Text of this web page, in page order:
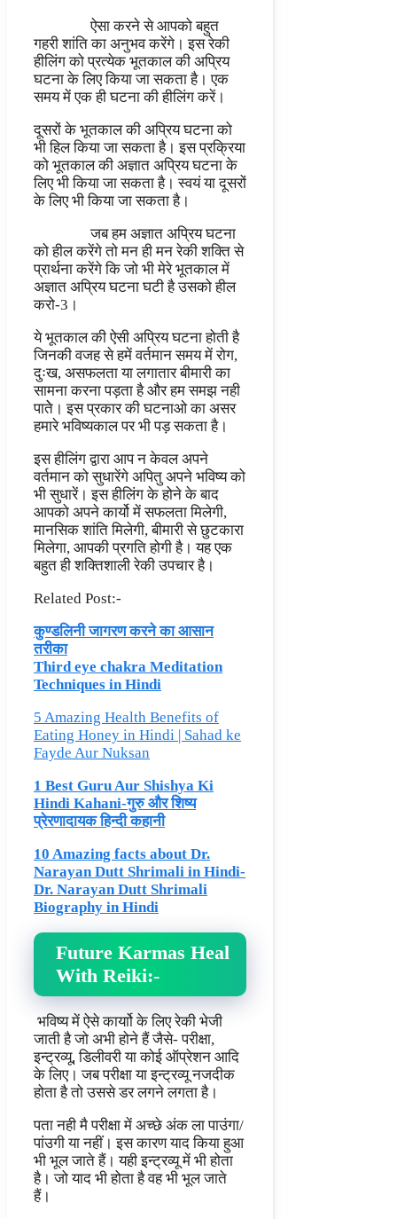
ऐसा करने से आपको बहुत
गहरी शांति का अनुभव करेंगे। इस रेकी
हीलिंग को प्रत्येक भूतकाल की अप्रिय
घटना के लिए किया जा सकता है। एक
समय में एक ही घटना की हीलिंग करें।
दूसरों के भूतकाल की अप्रिय घटना को
भी हिल किया जा सकता है। इस प्रक्रिया
को भूतकाल की अज्ञात अप्रिय घटना के
लिए भी किया जा सकता है। स्वयं या दूसरों
के लिए भी किया जा सकता है।
जब हम अज्ञात अप्रिय घटना
को हील करेंगे तो मन ही मन रेकी शक्ति से
प्रार्थना करेंगे कि जो भी मेरे भूतकाल में
अज्ञात अप्रिय घटना घटी है उसको हील
करो-3।
ये भूतकाल की ऐसी अप्रिय घटना होती है
जिनकी वजह से हमें वर्तमान समय में रोग,
दुःख, असफलता या लगातार बीमारी का
सामना करना पड़ता है और हम समझ नही
पातेे। इस प्रकार की घटनाओ का असर
हमारे भविष्यकाल पर भी पड़ सकता है।
इस हीलिंग द्वारा आप न केवल अपने
वर्तमान को सुधारेंगे अपितु अपने भविष्य को
भी सुधारें। इस हीलिंग के होने के बाद
आपको अपने कार्यो में सफलता मिलेगी,
मानसिक शांति मिलेगी, बीमारी से छुटकारा
मिलेगा, आपकी प्रगति होगी है। यह एक
बहुत ही शक्तिशाली रेकी उपचार है।
Related Post:-
कुण्डलिनी जागरण करने का आसान
तरीका
Third eye chakra Meditation
Techniques in Hindi
5 Amazing Health Benefits of
Eating Honey in Hindi | Sahad ke
Fayde Aur Nuksan
1 Best Guru Aur Shishya Ki
Hindi Kahani-गुरु और शिष्य
प्रेरणादायक हिन्दी कहानी
10 Amazing facts about Dr.
Narayan Dutt Shrimali in Hindi-
Dr. Narayan Dutt Shrimali
Biography in Hindi
Future Karmas Heal
With Reiki:-
भविष्य में ऐसे कार्याो के लिए रेकी भेजी
जाती है जो अभी होने हैं जैसे- परीक्षा,
इन्ट्रव्यू, डिलीवरी या कोई ऑप्रेशन आदि
के लिए। जब परीक्षा या इन्ट्रव्यू नजदीक
होता है तो उससे डर लगने लगता है।
पता नही मै परीक्षा में अच्छे अंक ला पाउंगा/
पांउगी या नहीं। इस कारण याद किया हुआ
भी भूल जाते हैं। यही इन्ट्रव्यू में भी होता
है। जो याद भी होता है वह भी भूल जाते
हैं।